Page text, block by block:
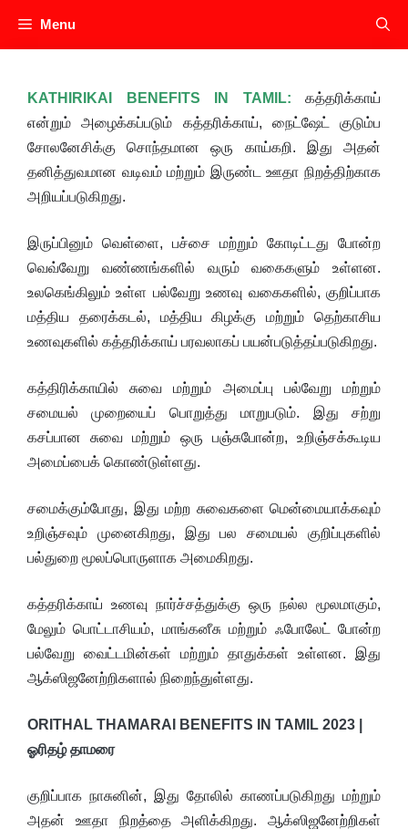
Menu
KATHIRIKAI BENEFITS IN TAMIL: கத்தரிக்காய்
என்றும் அழைக்கப்படும் கத்தரிக்காய், நைட்ஷேட் குடும்ப
சோலனேசிக்கு சொந்தமான ஒரு காய்கறி. இது அதன்
தனித்துவமான வடிவம் மற்றும் இருண்ட ஊதா நிறத்திற்காக
அறியப்படுகிறது.
இருப்பினும் வெள்ளை, பச்சை மற்றும் கோடிட்டது போன்ற
வெவ்வேறு வண்ணங்களில் வரும் வகைகளும் உள்ளன.
உலகெங்கிலும் உள்ள பல்வேறு உணவு வகைகளில், குறிப்பாக
மத்திய தரைக்கடல், மத்திய கிழக்கு மற்றும் தெற்காசிய
உணவுகளில் கத்தரிக்காய் பரவலாகப் பயன்படுத்தப்படுகிறது.
கத்திரிக்காயில் சுவை மற்றும் அமைப்பு பல்வேறு மற்றும்
சமையல் முறையைப் பொறுத்து மாறுபடும். இது சற்று
கசப்பான சுவை மற்றும் ஒரு பஞ்சுபோன்ற, உறிஞ்சக்கூடிய
அமைப்பைக் கொண்டுள்ளது.
சமைக்கும்போது, இது மற்ற சுவைகளை மென்மையாக்கவும்
உறிஞ்சவும் முனைகிறது, இது பல சமையல் குறிப்புகளில்
பல்துறை மூலப்பொருளாக அமைகிறது.
கத்தரிக்காய் உணவு நார்ச்சத்துக்கு ஒரு நல்ல மூலமாகும்,
மேலும் பொட்டாசியம், மாங்கனீசு மற்றும் ஃபோலேட் போன்ற
பல்வேறு வைட்டமின்கள் மற்றும் தாதுக்கள் உள்ளன. இது
ஆக்ஸிஜனேற்றிகளால் நிறைந்துள்ளது.
ORITHAL THAMARAI BENEFITS IN TAMIL 2023 |
ஓரிதழ் தாமரை
குறிப்பாக நாசுனின், இது தோலில் காணப்படுகிறது மற்றும்
அதன் ஊதா நிறத்தை அளிக்கிறது. ஆக்ஸிஜனேற்றிகள்